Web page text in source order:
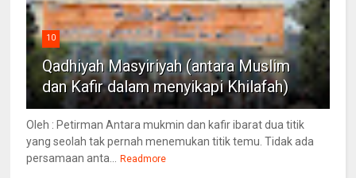
10
Qadhiyah Masyiriyah (antara Muslim
dan Kafir dalam menyikapi Khilafah)
Oleh : Petirman Antara mukmin dan kafir ibarat dua titik
yang seolah tak pernah menemukan titik temu. Tidak ada
persamaan anta...
Readmore